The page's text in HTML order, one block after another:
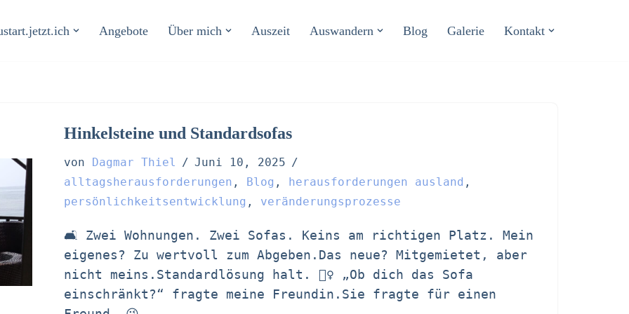
Angebote Über mich Auszeit Auswandern Blog Galerie Kontakt
Hinkelsteine und Standardsofas
von Dagmar Thiel
Juni 10, 2025
alltagsherausforderungen , Blog , herausforderungen ausland ,
persönlichkeitsentwicklung , veränderungsprozesse
🛋️ Zwei Wohnungen. Zwei Sofas. Keins am richtigen Platz. Mein
eigenes? Zu wertvoll zum Abgeben.Das neue? Mitgemietet, aber
nicht meins.Standardlösung halt. 🤷‍♀️ „Ob dich das Sofa
einschränkt?“ fragte meine Freundin.Sie fragte für einen